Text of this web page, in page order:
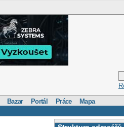
Bazar Portál Práce Mapa